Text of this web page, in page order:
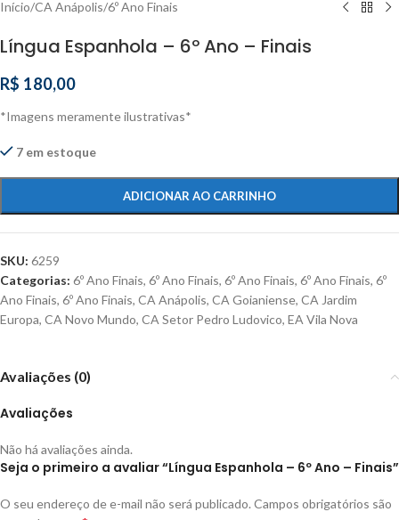
Início/CA Anápolis/6º Ano Finais
Língua Espanhola – 6º Ano – Finais
R$ 180,00
*Imagens meramente ilustrativas*
7 em estoque
ADICIONAR AO CARRINHO
SKU: 6259
Categorias: 6º Ano Finais, 6º Ano Finais, 6º Ano Finais, 6º Ano Finais, 6º
Ano Finais, 6º Ano Finais, CA Anápolis, CA Goianiense, CA Jardim
Europa, CA Novo Mundo, CA Setor Pedro Ludovico, EA Vila Nova
Avaliações (0)
Avaliações
Não há avaliações ainda.
Seja o primeiro a avaliar “Língua Espanhola – 6º Ano – Finais”
O seu endereço de e-mail não será publicado. Campos obrigatórios são